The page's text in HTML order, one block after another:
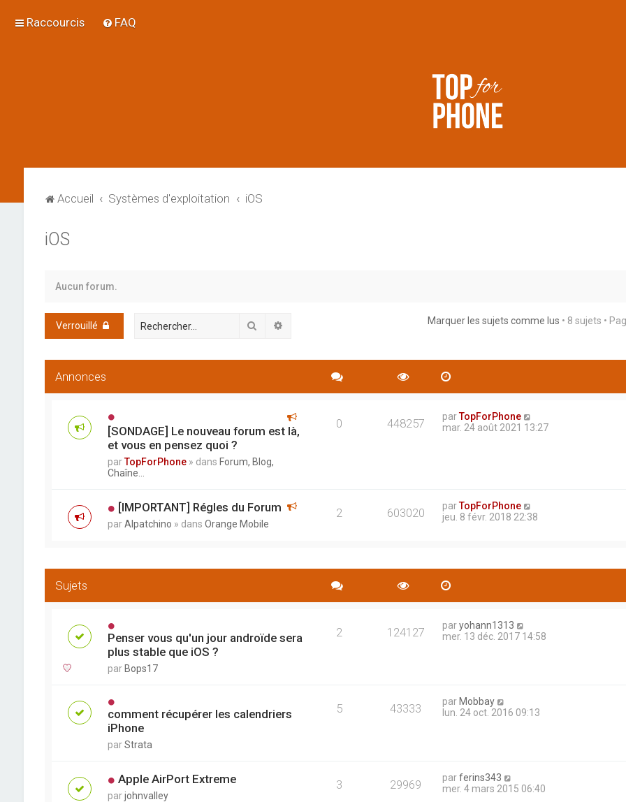
Raccourcis FAQ
Accueil Systèmes d'exploitation iOS
iOS
Aucun forum.
Verrouillé Rechercher Marquer les sujets comme lus • 8 sujets •
Annonces
[SONDAGE] Le nouveau forum est là,
et vous en pensez quoi ?
parTopForPhone » dans Forum, Blog,
Chaîne...
0 448257 parTopForPhone
mar. 24 août 2021 13:27
[IMPORTANT] Régles du Forum
parAlpatchino » dans Orange Mobile
2 603020 parTopForPhone
jeu. 8 févr. 2018 22:38
Sujets
Penser vous qu'un jour androïde sera
plus stable que iOS ?
par Bops17
2 124127 paryohann1313
mer. 13 déc. 2017 14:58
comment récupérer les calendriers
iPhone
parStrata
5 43333 par Mobbay
lun. 24 oct. 2016 09:13
Apple AirPort Extreme
parjohnvalley
3 29969 parferins343
mer. 4 mars 2015 06:40